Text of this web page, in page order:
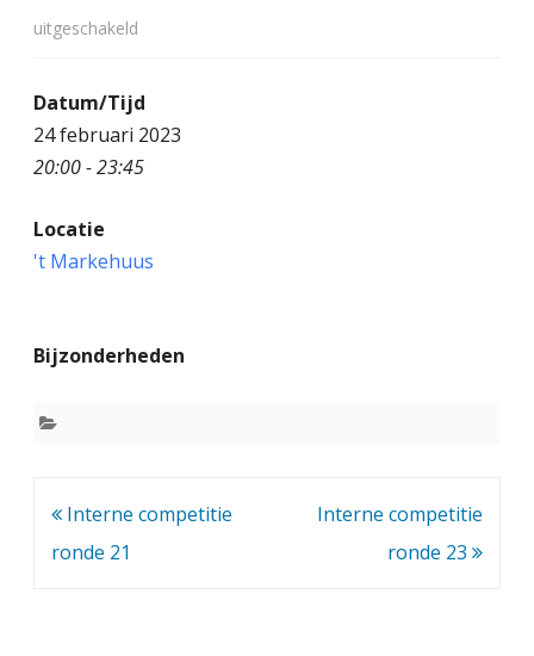
uitgeschakeld
o
r
o
Datum/Tijd
24 februari 2023
20:00 - 23:45
Locatie
't Markehuus
Bijzonderheden
Bericht
navigatie
Interne competitie
ronde 21
Interne competitie
ronde 23